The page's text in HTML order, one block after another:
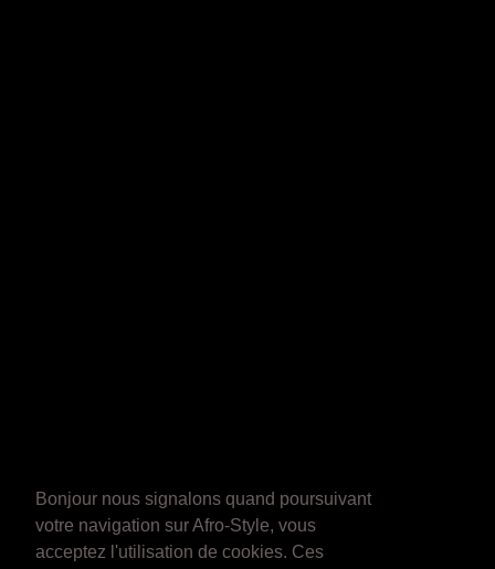
Bonjour nous signalons quand poursuivant
votre navigation sur Afro-Style, vous
acceptez l'utilisation de cookies. Ces